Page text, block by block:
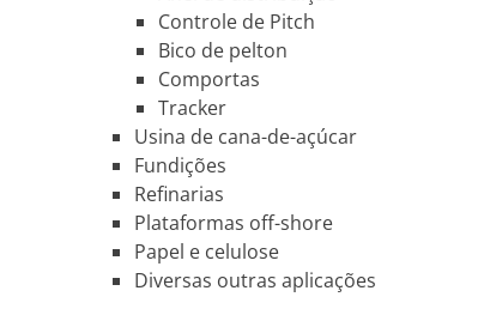
Controle de Pitch
Bico de pelton
Comportas
Tracker
Usina de cana-de-açúcar
Fundições
Refinarias
Plataformas off-shore
Papel e celulose
Diversas outras aplicações